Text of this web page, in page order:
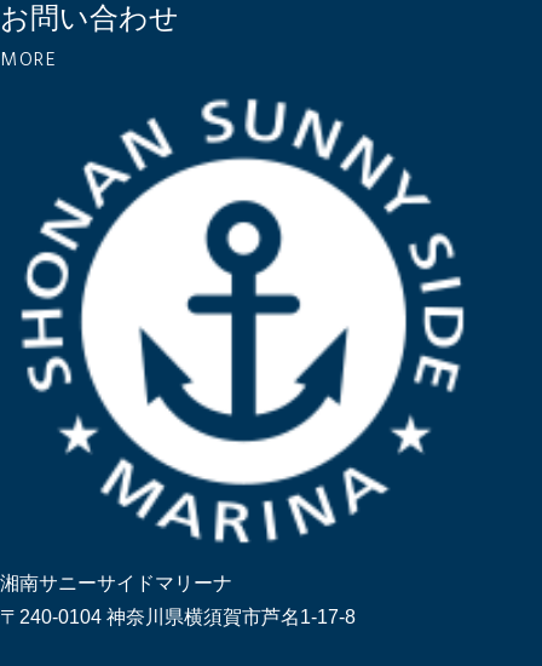
お問い合わせ
MORE
湘南サニーサイドマリーナ
〒240-0104 神奈川県横須賀市芦名1-17-8